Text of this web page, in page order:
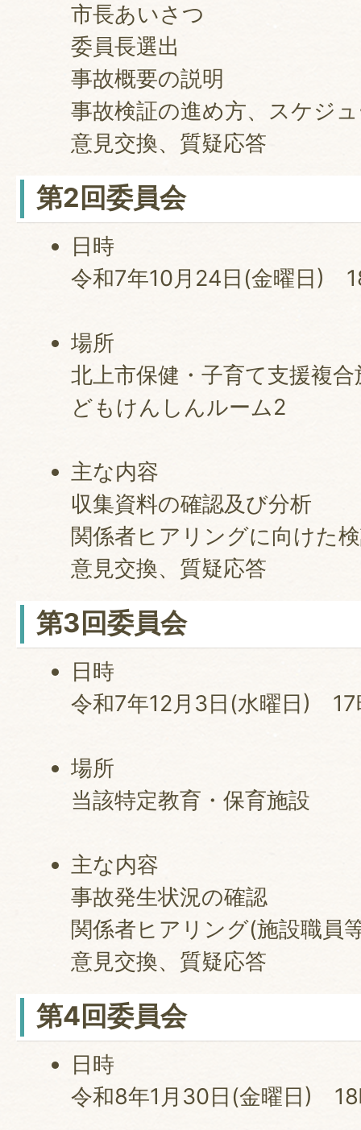
市長あいさつ
委員長選出
事故概要の説明
事故検証の進め方、スケジ
意見交換、質疑応答
第2回委員会
日時
令和7年10月24日(金曜日)
場所
北上市保健・子育て支援複
どもけんしんルーム2
主な内容
収集資料の確認及び分析
関係者ヒアリングに向けた
意見交換、質疑応答
第3回委員会
日時
令和7年12月3日(水曜日) 17
場所
当該特定教育・保育施設
主な内容
事故発生状況の確認
関係者ヒアリング(施設職員
意見交換、質疑応答
第4回委員会
日時
令和8年1月30日(金曜日)